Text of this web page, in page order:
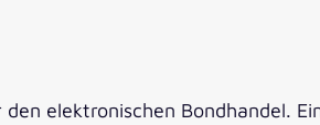
elektronischen Bondhandel.